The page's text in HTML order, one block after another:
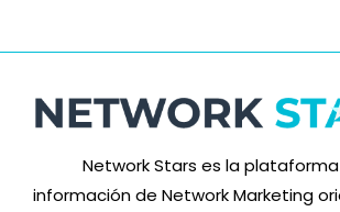
Network Stars es la
información de Network Marketing